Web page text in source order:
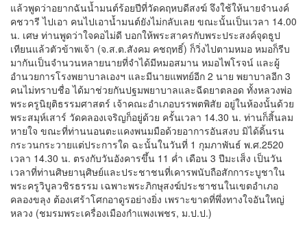
แล้วพูดว่าอยากฉันน้ำมนต์ร้อยปีที่วัดคฤหบดีสงฆ์ จึงใช้ให้นายจำนงค์
คชวารี ไปเอา คนไปเอาน้ำมนต์ยังไม่กลับเลย ขณะนั้นเป็นเวลา 14.00
น. เศษ ท่านพูดว่าใจคอไม่ดี บอกให้พระสาครกับพระประสงค์จุดธูป
เทียนแล้วตัวข้าพเจ้า (จ.ส.ต.สังคม คชฤทธิ์) ก็วิ่งไปตามหมอ หมอก็รีบ
มากันเป็นจำนวนหลายนายที่จำได้มีหมอสมาน หมอไพโรจน์ และผู้
อำนวยการโรงพยาบาลเองฯ และมีนายแพทย์อีก 2 นาย พยาบาลอีก 3
คนไม่ทราบชื่อ ได้มาช่วยกันปฐมพยาบาลและฉีดยาตลอด ทั้งหลวงพ่อ
พระครูนิยุติธรรมศาสตร์ เจ้าคณะอำเภอบรรพตพิสัย อยู่ในห้องนั้นด้วย
พระสมุห์เสาร์ วัดคลองเจริญก็อยู่ด้วย ครั้นเวลา 14.30 น. ท่านก็สิ้นลม
หายใจ ขณะที่ท่านนอนตะแคงพนมมือด้วยอาการอันสงบ มิได้ดิ้นรน
กระวนกระวายแต่ประการใด ฉะนั้นในวันที่ 1 กุมภาพันธ์ พ.ศ.2520
เวลา 14.30 น. ตรงกับวันอังคารขึ้น 11 ค่ำ เดือน 3 ปีมะเส็ง เป็นวัน
เวลาที่ท่านศิษยานุศิษย์และประชาชนที่เคารพนับถือสักการะบูชาใน
พระครูวิบูลวชิรธรรม เฉพาะพระภิกษุสงฆ์ประชาชนในเขตอำเภอ
คลองขลุง ต้องเศร้าโศกอาดูรอย่างยิ่ง เพราะขาดที่พึ่งทางใจอันใหญ่
หลวง (ชมรมพระเครื่องเมืองกำแพงเพชร, ม.ป.ป.)